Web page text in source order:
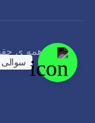
همه ی
سوالی